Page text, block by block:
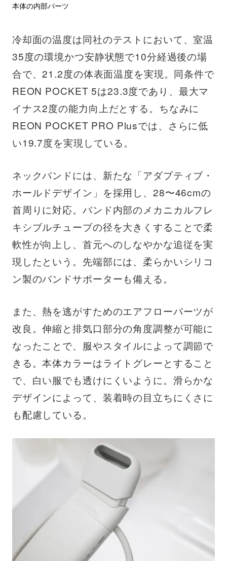
本体の内部パーツ
冷却面の温度は同社のテストにおいて、室温
35度の環境かつ安静状態で10分経過後の場
合で、21.2度の体表面温度を実現。同条件で
REON POCKET 5は23.3度であり、最大マ
イナス2度の能力向上だとする。ちなみに
REON POCKET PRO Plusでは、さらに低
い19.7度を実現している。
ネックバンドには、新たな「アダプティブ・
ホールドデザイン」を採用し、28〜46cmの
首周りに対応。バンド内部のメカニカルフレ
キシブルチューブの径を大きくすることで柔
軟性が向上し、首元へのしなやかな追従を実
現したという。先端部には、柔らかいシリコ
ン製のバンドサポーターも備える。
また、熱を逃がすためのエアフローパーツが
改良。伸縮と排気口部分の角度調整が可能に
なったことで、服やスタイルによって調節で
きる。本体カラーはライトグレーとすること
で、白い服でも透けにくいように。滑らかな
デザインによって、装着時の目立ちにくさに
も配慮している。